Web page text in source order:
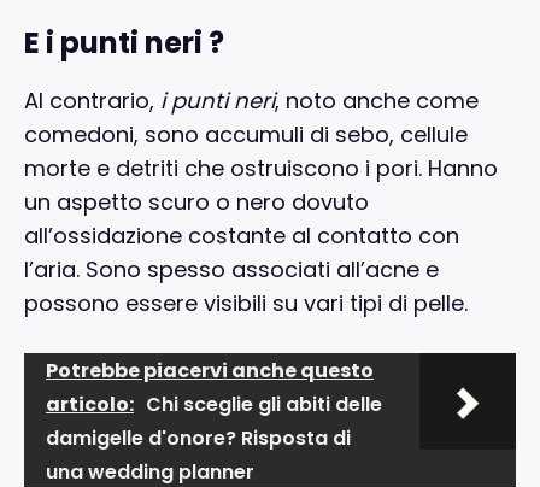
E i punti neri ?
Al contrario, i punti neri, noto anche come
comedoni, sono accumuli di sebo, cellule
morte e detriti che ostruiscono i pori. Hanno
un aspetto scuro o nero dovuto
all’ossidazione costante al contatto con
l’aria. Sono spesso associati all’acne e
possono essere visibili su vari tipi di pelle.
Potrebbe piacervi anche questo
articolo: Chi sceglie gli abiti delle
damigelle d'onore? Risposta di
una wedding planner